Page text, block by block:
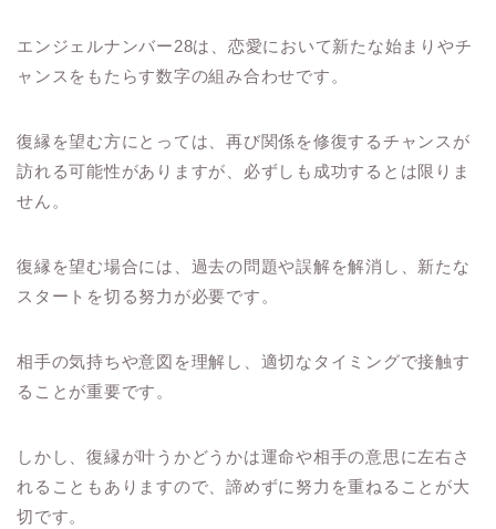
エンジェルナンバー28は、恋愛において新たな始まりやチ
ャンスをもたらす数字の組み合わせです。
復縁を望む方にとっては、再び関係を修復するチャンスが
訪れる可能性がありますが、必ずしも成功するとは限りま
せん。
復縁を望む場合には、過去の問題や誤解を解消し、新たな
スタートを切る努力が必要です。
相手の気持ちや意図を理解し、適切なタイミングで接触す
ることが重要です。
しかし、復縁が叶うかどうかは運命や相手の意思に左右さ
れることもありますので、諦めずに努力を重ねることが大
切です。